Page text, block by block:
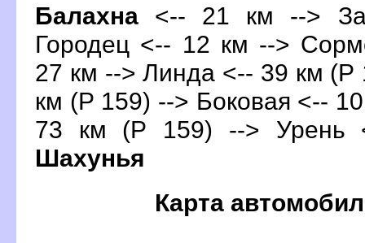
Балахна <-- 21 км -->
Городец <-- 12 км -->
27 км --> Линда <-- 39 км
км (Р 159) --> Боковая <--
73 км (Р 159) -->
Шахунья
Карта